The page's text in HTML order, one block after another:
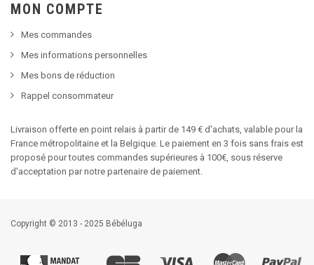
MON COMPTE
Mes commandes
Mes informations personnelles
Mes bons de réduction
Rappel consommateur
Livraison offerte en point relais à partir de 149 € d'achats, valable pour la
France métropolitaine et la Belgique. Le paiement en 3 fois sans frais est
proposé pour toutes commandes supérieures à 100€, sous réserve
d'acceptation par notre partenaire de paiement.
Copyright © 2013 - 2025 Bébéluga